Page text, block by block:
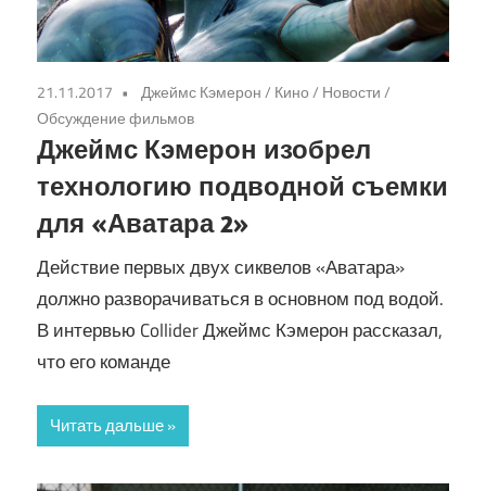
21.11.2017 Джеймс Кэмерон/ Кино/ Новости/
Обсуждение фильмов
Джеймс Кэмерон изобрел
технологию подводной съемки
для «Аватара 2»
Действие первых двух сиквелов «Аватара»
должно разворачиваться в основном под водой.
В интервью Collider Джеймс Кэмерон рассказал,
что его команде
Читать дальше